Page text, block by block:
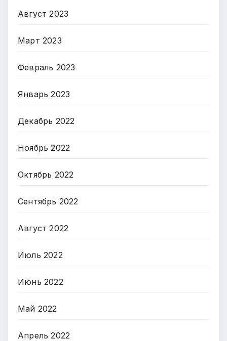
Август 2023
Март 2023
Февраль 2023
Январь 2023
Декабрь 2022
Ноябрь 2022
Октябрь 2022
Сентябрь 2022
Август 2022
Июль 2022
Июнь 2022
Май 2022
Апрель 2022